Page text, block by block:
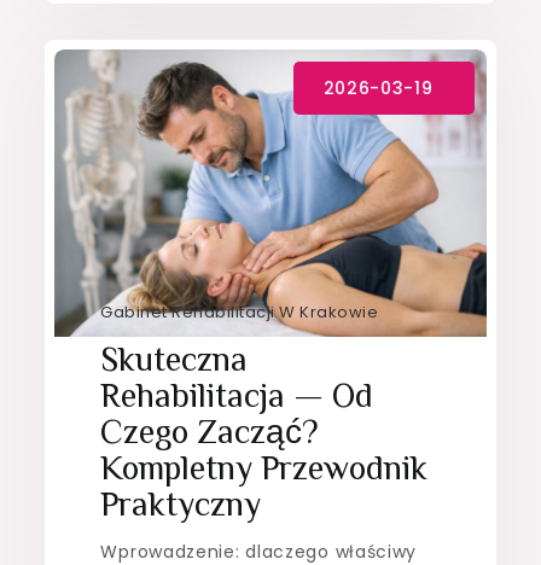
Gabinet Rehabilitacji W Krakowie
Skuteczna
Rehabilitacja — Od
Czego Zacząć?
Kompletny Przewodnik
Praktyczny
Wprowadzenie: dlaczego właściwy